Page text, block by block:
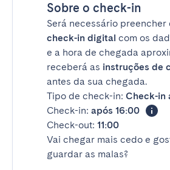
Sobre o check-in
Será necessário preencher
check-in digital com os
e a hora de chegada
receberá as instruções de
antes da sua chegada.
Tipo de check-in: Check-in
Check-in: após 16:00
Check-out: 11:00
Vai chegar mais cedo e
guardar as malas?